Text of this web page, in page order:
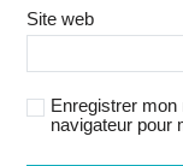
Site web
Enregistrer
navigateur pour